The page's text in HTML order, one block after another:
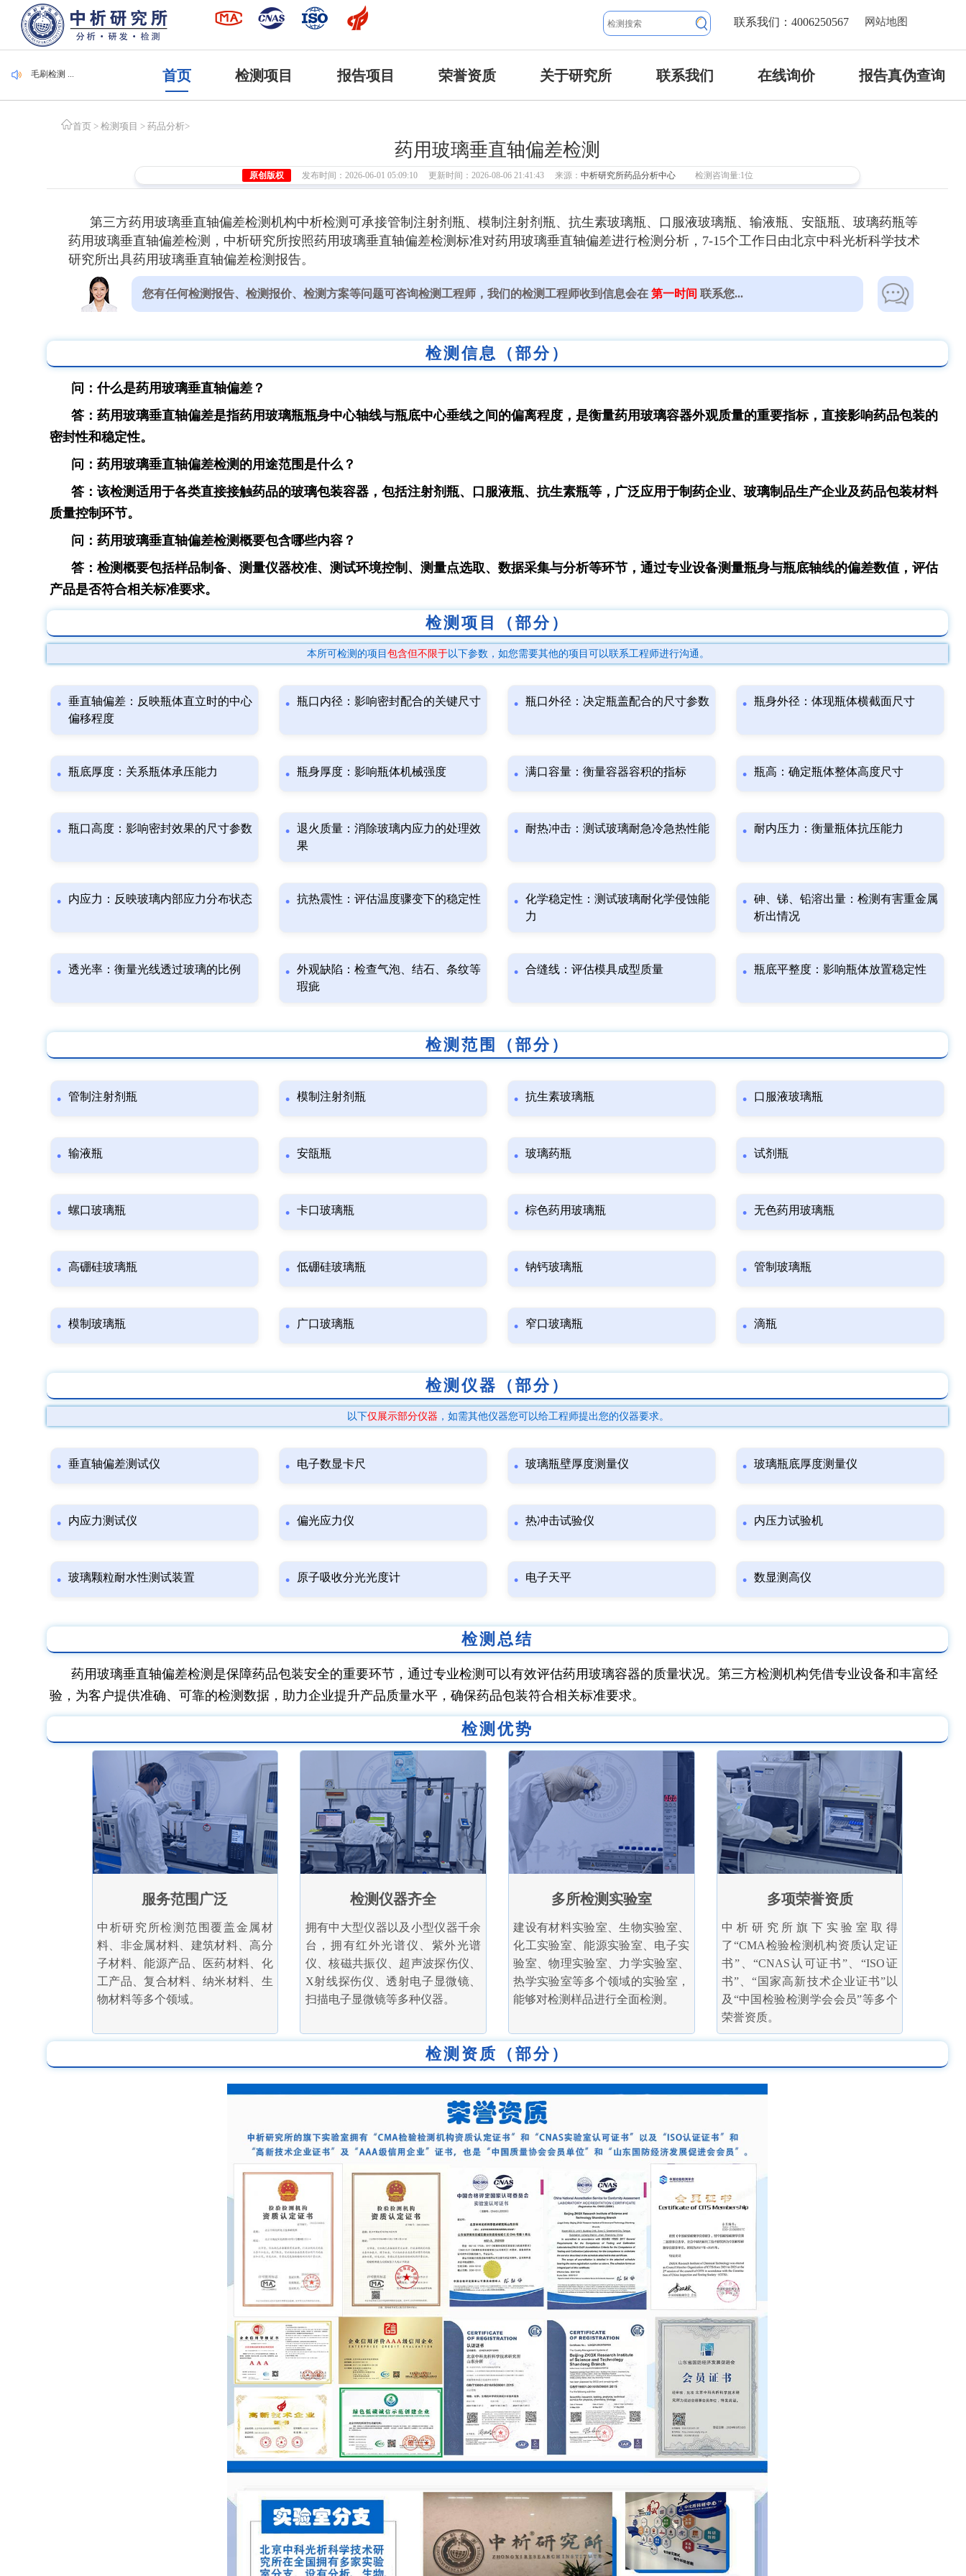
网站地图
联系我们：4006250567
集装袋检测 ...
集装袋检测 ...
首页 检测项目 报告项目 荣誉资质 关于研究所 联系我们 在线询价 报告真伪查询
首页 > 检测项目 > 药品分析>
药用玻璃垂直轴偏差检测
原创版权 发布时间：2026-06-01 05:09:10 更新时间：2026-08-06 21:41:43 来源： 中析研究所药品分析中心 检测咨询量:1位
第三方药用玻璃垂直轴偏差检测机构中析检测可承接管制注射剂瓶、模制注射剂瓶、抗生素玻璃瓶、口服液玻璃瓶、输液瓶、安瓿瓶、玻璃药瓶等
药用玻璃垂直轴偏差检测，中析研究所按照药用玻璃垂直轴偏差检测标准对药用玻璃垂直轴偏差进行检测分析，7-15个工作日由北京中科光析科学技术
研究所出具药用玻璃垂直轴偏差检测报告。
您有任何检测报告、检测报价、检测方案等问题可咨询检测工程师，我们的检测工程师收到信息会在第一时间 联系您...
检测信息（部分）
问：什么是药用玻璃垂直轴偏差？
答：药用玻璃垂直轴偏差是指药用玻璃瓶瓶身中心轴线与瓶底中心垂线之间的偏离程度，是衡量药用玻璃容器外观质量的重要指标，直接影响药品包装的
密封性和稳定性。
问：药用玻璃垂直轴偏差检测的用途范围是什么？
答：该检测适用于各类直接接触药品的玻璃包装容器，包括注射剂瓶、口服液瓶、抗生素瓶等，广泛应用于制药企业、玻璃制品生产企业及药品包装材料
质量控制环节。
问：药用玻璃垂直轴偏差检测概要包含哪些内容？
答：检测概要包括样品制备、测量仪器校准、测试环境控制、测量点选取、数据采集与分析等环节，通过专业设备测量瓶身与瓶底轴线的偏差数值，评估
产品是否符合相关标准要求。
检测项目（部分）
本所可检测的项目 包含但不限于以下参数，如您需要其他的项目可以联系工程师进行沟通。
垂直轴偏差：反映瓶体直立时的中心
偏移程度
瓶口内径：影响密封配合的关键尺寸 瓶口外径：决定瓶盖配合的尺寸参数 瓶身外径：体现瓶体横截面尺寸
瓶底厚度：关系瓶体承压能力 瓶身厚度：影响瓶体机械强度 满口容量：衡量容器容积的指标 瓶高：确定瓶体整体高度尺寸
瓶口高度：影响密封效果的尺寸参数
退火质量：消除玻璃内应力的处理效
果
耐热冲击：测试玻璃耐急冷急热性能 耐内压力：衡量瓶体抗压能力
内应力：反映玻璃内部应力分布状态 抗热震性：评估温度骤变下的稳定性
化学稳定性：测试玻璃耐化学侵蚀能
力
砷、锑、铅溶出量：检测有害重金属
析出情况
透光率：衡量光线透过玻璃的比例
外观缺陷：检查气泡、结石、条纹等
瑕疵
合缝线：评估模具成型质量 瓶底平整度：影响瓶体放置稳定性
检测范围（部分）
管制注射剂瓶 模制注射剂瓶 抗生素玻璃瓶 口服液玻璃瓶
输液瓶 安瓿瓶 玻璃药瓶 试剂瓶
螺口玻璃瓶 卡口玻璃瓶 棕色药用玻璃瓶 无色药用玻璃瓶
高硼硅玻璃瓶 低硼硅玻璃瓶 钠钙玻璃瓶 管制玻璃瓶
模制玻璃瓶 广口玻璃瓶 窄口玻璃瓶 滴瓶
检测仪器（部分）
以下仅展示部分仪器 ，如需其他仪器您可以给工程师提出您的仪器要求。
垂直轴偏差测试仪 电子数显卡尺 玻璃瓶壁厚度测量仪 玻璃瓶底厚度测量仪
内应力测试仪 偏光应力仪 热冲击试验仪 内压力试验机
玻璃颗粒耐水性测试装置 原子吸收分光光度计 电子天平 数显测高仪
检测总结
药用玻璃垂直轴偏差检测是保障药品包装安全的重要环节，通过专业检测可以有效评估药用玻璃容器的质量状况。第三方检测机构凭借专业设备和丰富经
验，为客户提供准确、可靠的检测数据，助力企业提升产品质量水平，确保药品包装符合相关标准要求。
检测优势
服务范围广泛
中析研究所检测范围覆盖金属材
料、非金属材料、建筑材料、高分
子材料、能源产品、医药材料、化
工产品、复合材料、纳米材料、生
物材料等多个领域。
检测仪器齐全
拥有中大型仪器以及小型仪器千余
台，拥有红外光谱仪、紫外光谱
仪、核磁共振仪、超声波探伤仪、
X射线探伤仪、透射电子显微镜、
扫描电子显微镜等多种仪器。
多所检测实验室
建设有材料实验室、生物实验室、
化工实验室、能源实验室、电子实
验室、物理实验室、力学实验室、
热学实验室等多个领域的实验室，
能够对检测样品进行全面检测。
多项荣誉资质
中析研究所旗下实验室取得
了“CMA检验检测机构资质认定证
书”、“CNAS认可证书”、“ISO证
书”、“国家高新技术企业证书”以
及“中国检验检测学会会员”等多个
荣誉资质。
检测资质（部分）